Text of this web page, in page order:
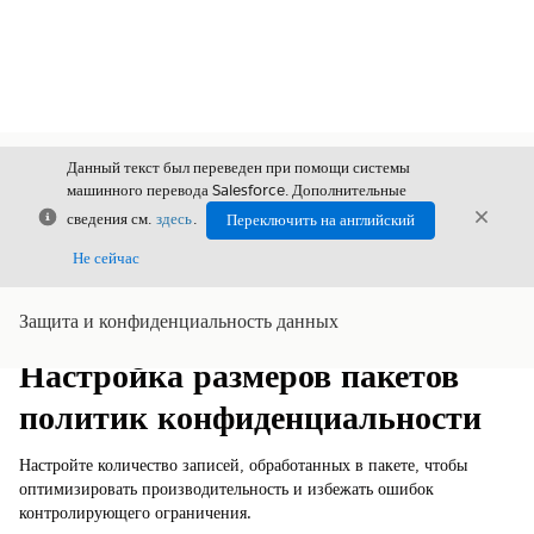
Закрыть
Данный текст был переведен при помощи системы
машинного перевода Salesforce. Дополнительные
сведения см. здесь.
Переключить на английский
Не сейчас
Защита и конфиденциальность данных
Показать содержание
Содержание
Настройка размеров пакетов
политик конфиденциальности
Настройте количество записей, обработанных в пакете, чтобы
оптимизировать производительность и избежать ошибок
контролирующего ограничения.